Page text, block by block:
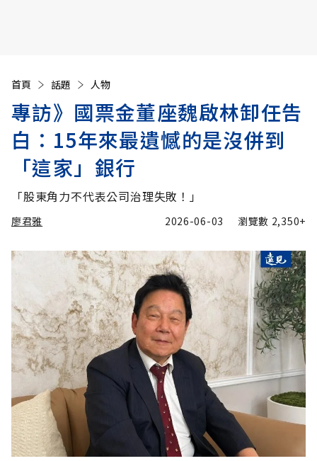
首頁 話題 人物
專訪》國票金董座魏啟林卸任告
白：15年來最遺憾的是沒併到
「這家」銀行
「股東角力不代表公司治理失敗！」
廖君雅 2026-06-03 瀏覽數 2,350+